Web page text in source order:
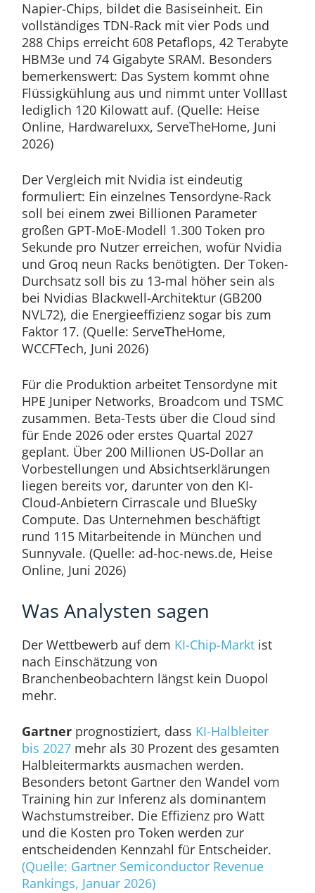
Napier-Chips, bildet die Basiseinheit. Ein
vollständiges TDN-Rack mit vier Pods und
288 Chips erreicht 608 Petaflops, 42 Terabyte
HBM3e und 74 Gigabyte SRAM. Besonders
bemerkenswert: Das System kommt ohne
Flüssigkühlung aus und nimmt unter Volllast
lediglich 120 Kilowatt auf. (Quelle: Heise
Online, Hardwareluxx, ServeTheHome, Juni
2026)
Der Vergleich mit Nvidia ist eindeutig
formuliert: Ein einzelnes Tensordyne-Rack
soll bei einem zwei Billionen Parameter
großen GPT-MoE-Modell 1.300 Token pro
Sekunde pro Nutzer erreichen, wofür Nvidia
und Groq neun Racks benötigten. Der Token-
Durchsatz soll bis zu 13-mal höher sein als
bei Nvidias Blackwell-Architektur (GB200
NVL72), die Energieeffizienz sogar bis zum
Faktor 17. (Quelle: ServeTheHome,
WCCFTech, Juni 2026)
Für die Produktion arbeitet Tensordyne mit
HPE Juniper Networks, Broadcom und TSMC
zusammen. Beta-Tests über die Cloud sind
für Ende 2026 oder erstes Quartal 2027
geplant. Über 200 Millionen US-Dollar an
Vorbestellungen und Absichtserklärungen
liegen bereits vor, darunter von den KI-
Cloud-Anbietern Cirrascale und BlueSky
Compute. Das Unternehmen beschäftigt
rund 115 Mitarbeitende in München und
Sunnyvale. (Quelle: ad-hoc-news.de, Heise
Online, Juni 2026)
Was Analysten sagen
Der Wettbewerb auf dem KI-Chip-Marktist
nach Einschätzung von
Branchenbeobachtern längst kein Duopol
mehr.
Gartnerprognostiziert, dass KI-Halbleiter
bis 2027mehr als 30 Prozent des gesamten
Halbleitermarkts ausmachen werden.
Besonders betont Gartner den Wandel vom
Training hin zur Inferenz als dominantem
Wachstumstreiber. Die Effizienz pro Watt
und die Kosten pro Token werden zur
entscheidenden Kennzahl für Entscheider.
(Quelle: Gartner Semiconductor Revenue
Rankings, Januar 2026)